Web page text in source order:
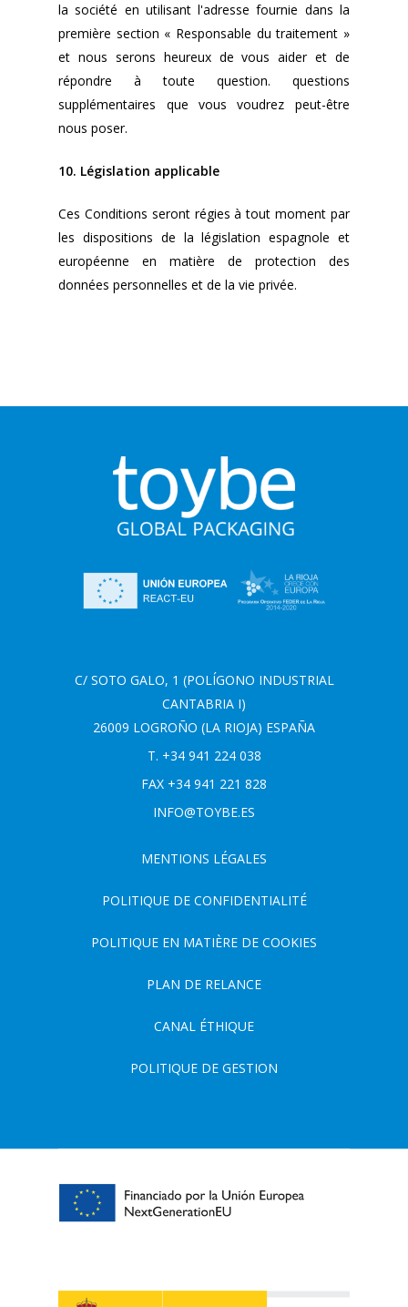
la société en utilisant l'adresse fournie dans la
première section « Responsable du traitement »
et nous serons heureux de vous aider et de
répondre à toute question. questions
supplémentaires que vous voudrez peut-être
nous poser.
10. Législation applicable
Ces Conditions seront régies à tout moment par
les dispositions de la législation espagnole et
européenne en matière de protection des
données personnelles et de la vie privée.
C/ SOTO GALO, 1 (POLÍGONO INDUSTRIAL
CANTABRIA I)
26009 LOGROÑO (LA RIOJA) ESPAÑA
T. +34 941 224 038
FAX +34 941 221 828
INFO@TOYBE.ES
MENTIONS LÉGALES
POLITIQUE DE CONFIDENTIALITÉ
POLITIQUE EN MATIÈRE DE COOKIES
PLAN DE RELANCE
CANAL ÉTHIQUE
POLITIQUE DE GESTION